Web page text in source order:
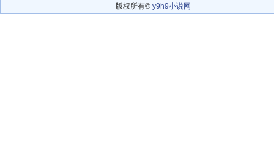
版权所有© y9h9小说网